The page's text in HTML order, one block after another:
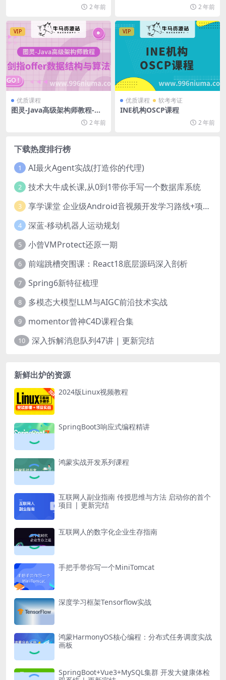
2 年前 2 年前
VIP
优质课程
图灵-Java高级架构师教程-剑
指offer数据结构与算法 2 年前
VIP
优质课程 软考考证
INE机构OSCP课程
2 年前
下载热度排行榜
1 AI最火Agent实战(打造你的代理)
2 技术大牛成长课,从0到1带你手写一个数据库系统
3 享学课堂 企业级Android音视频开发学习路线+项目实战（附源码）
4 深蓝-移动机器人运动规划
5 小曾VMProtect还原一期
6 前端跳槽突围课：React18底层源码深入剖析
7 Spring6新特征梳理
8 多模态大模型LLM与AIGC前沿技术实战
9 momentor曾神C4D课程合集
10 深入拆解消息队列47讲 | 更新完结
新鲜出炉的资源
2024版Linux视频教程
SpringBoot3响应式编程精讲
鸿蒙实战开发系列课程
互联网人副业指南 传授思维与方法 启动你的首个
项目 | 更新完结
互联网人的数字化企业生存指南
手把手带你写一个MiniTomcat
深度学习框架Tensorflow实战
鸿蒙HarmonyOS核心编程：分布式任务调度实战
画板
SpringBoot+Vue3+MySQL集群 开发大健康体检